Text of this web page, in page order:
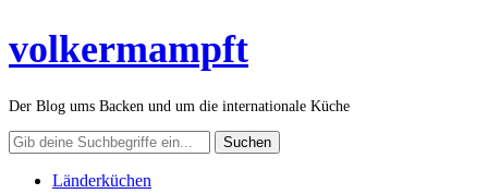
volkermampft
Der Blog ums Backen und um die internationale Küche
Länderküchen